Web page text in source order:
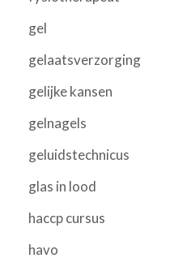
gel
gelaatsverzorging
gelijke kansen
gelnagels
geluidstechnicus
glas in lood
haccp cursus
havo